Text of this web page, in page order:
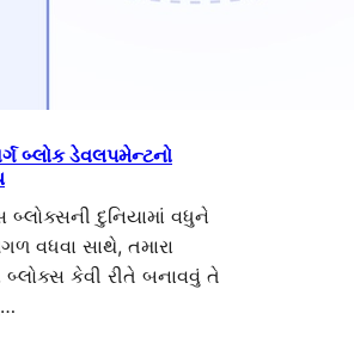
બ્લોક ડેવલપમેન્ટનો
બ્લોક્સની દુનિયામાં વધુને
વધવા સાથે, તમારા
બ્લોક્સ કેવી રીતે બનાવવું તે